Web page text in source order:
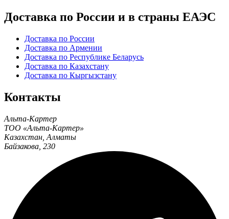
Доставка по России и в страны ЕАЭС
Доставка по России
Доставка по Армении
Доставка по Республике Беларусь
Доставка по Казахстану
Доставка по Кыргызстану
Контакты
Альта-Картер
ТОО «Альта-Картер»
Казахстан Алматы
Байзакова, 230